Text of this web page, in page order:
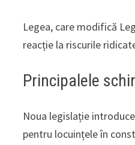
Legea, care modifică
reacție la riscurile
Principalele
Noua legislație
pentru locuințele în